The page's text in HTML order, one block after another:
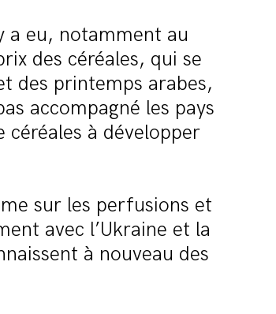
a eu, notamment au
des céréales, qui se
des printemps arabes,
accompagné les pays
à développer
sur les perfusions et
avec l’Ukraine et la
à nouveau des